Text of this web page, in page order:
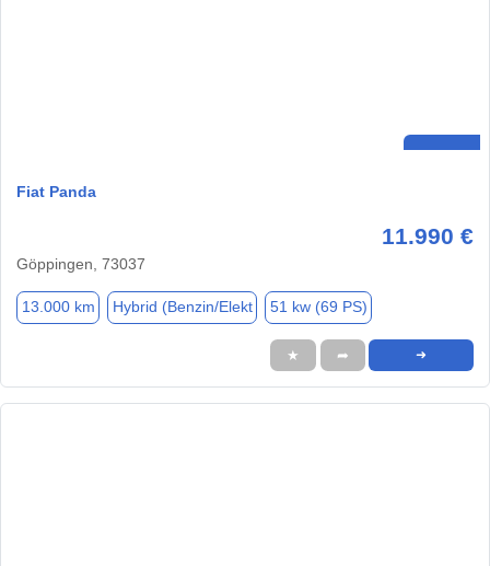
Fiat Panda
11.990 €
Göppingen, 73037
13.000 km Hybrid (Benzin/Elekt 51 kw (69 PS)
★ ➦ ➜